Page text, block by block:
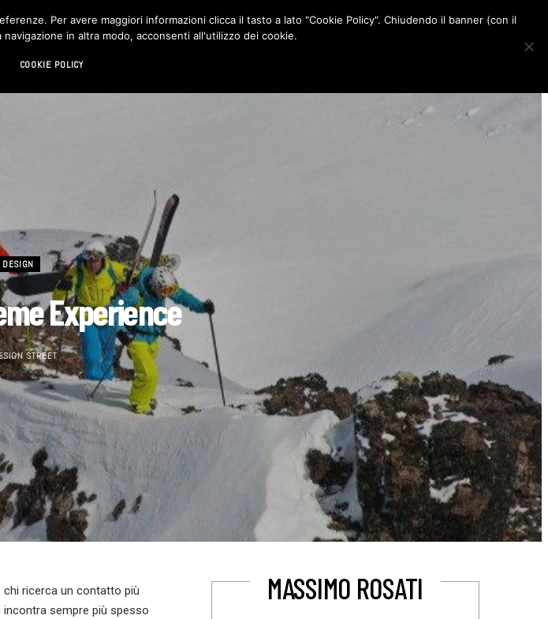
HI-TECH CHI SIAMO CONTATTI
o
g
r
d
DESIGN
Experience
STREET
chi ricerca un contatto più
incontra sempre più spesso
MASSIMO ROSATI
Per avere maggiori informazioni clicca il tasto a lato "Cookie Policy". Chiudendo il banner (con il
in altra modo, acconsenti all'utilizzo dei cookie.
COOKIE POLICY